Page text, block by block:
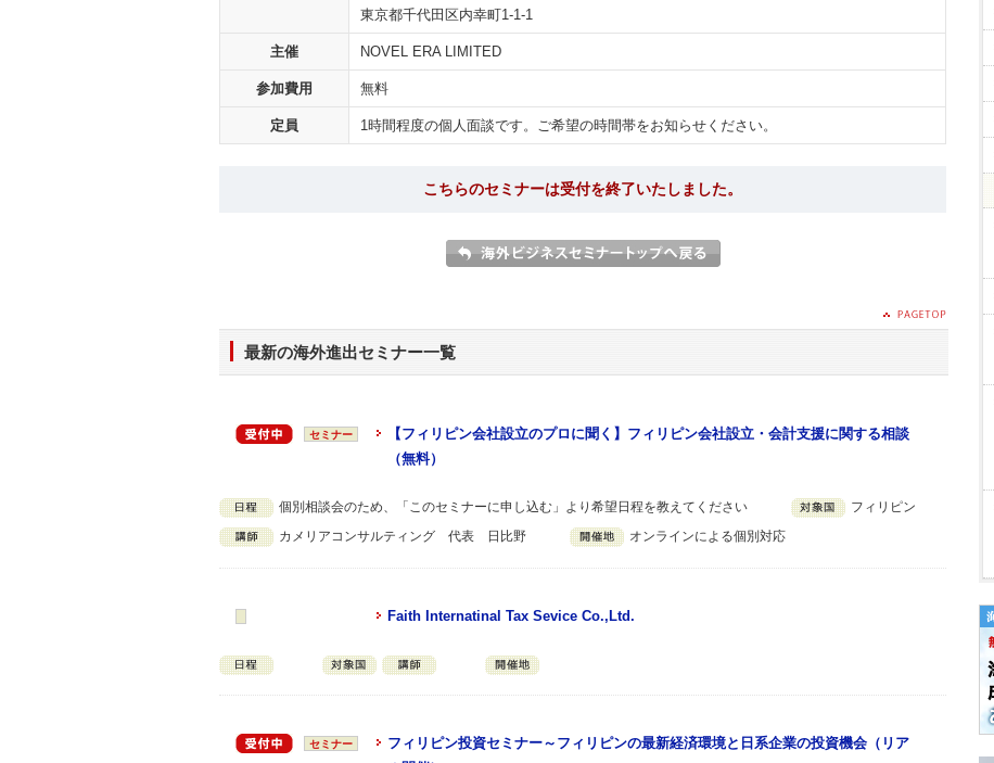
東京都千代田区内幸町1-1-1
主催 NOVEL ERA LIMITED
参加費用 無料
定員 1時間程度の個人面談です。ご希望の時間帯をお知らせください。
こちらのセミナーは受付を終了いたしました。
最新の海外進出セミナー一覧
セミナー
【フィリピン会社設立のプロに聞く】フィリピン会社設立・会計支援に関する相談
（無料）
個別相談会のため、「このセミナーに申し込む」より希望日程を教えてください フィリピン
カメリアコンサルティング 代表 日比野 オンラインによる個別対応
Faith Internatinal Tax Sevice Co.,Ltd.
セミナー
フィリピン投資セミナー～フィリピンの最新経済環境と日系企業の投資機会（リア